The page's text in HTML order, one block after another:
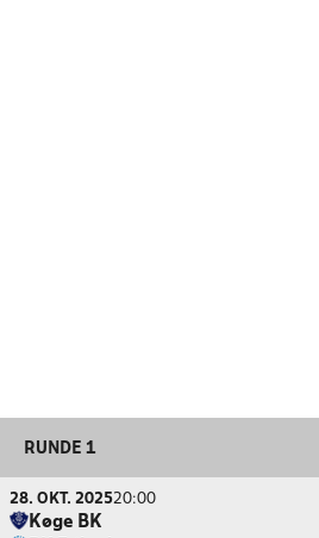
RUNDE 1
28. OKT. 202520:00
Køge BK